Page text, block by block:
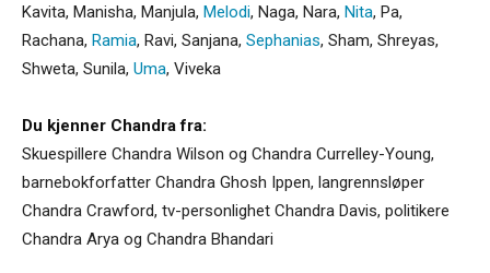
Kavita, Manisha, Manjula, Melodi, Naga, Nara, Nita, Pa,
Rachana, Ramia, Ravi, Sanjana, Sephanias, Sham, Shreyas,
Shweta, Sunila, Uma, Viveka
Du kjenner Chandra fra:
Skuespillere Chandra Wilson og Chandra Currelley-Young,
barnebokforfatter Chandra Ghosh Ippen, langrennsløper
Chandra Crawford, tv-personlighet Chandra Davis, politikere
Chandra Arya og Chandra Bhandari